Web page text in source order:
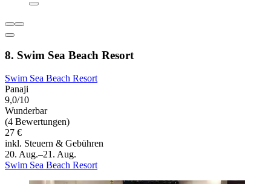
8. Swim Sea Beach Resort
Swim Sea Beach Resort
Panaji
9,0/10
Wunderbar
(4 Bewertungen)
27 €
inkl. Steuern & Gebühren
20. Aug.–21. Aug.
Swim Sea Beach Resort